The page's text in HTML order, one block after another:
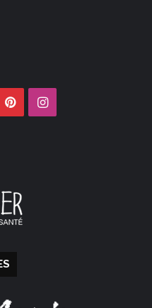
PinterestInstagram